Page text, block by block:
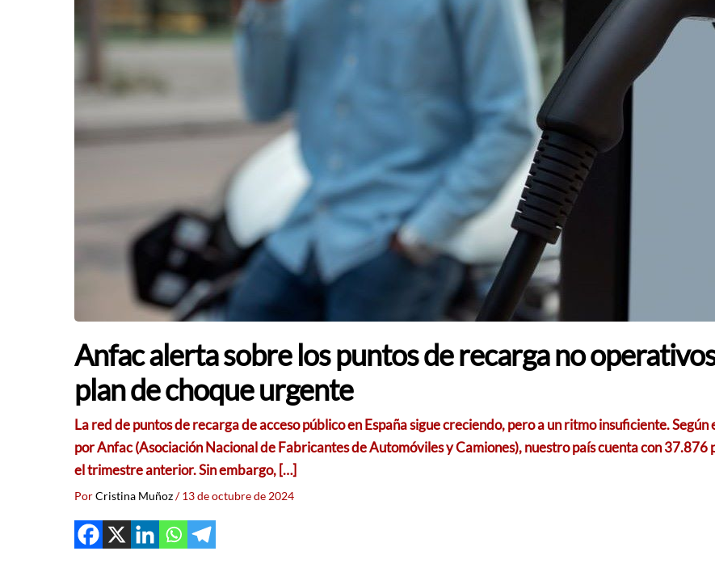
Anfac alerta sobre los puntos de recarga no
plan de choque urgente
La red de puntos de recarga de acceso público en España sigue creciendo, pero a un ritmo insuficiente.
por Anfac (Asociación Nacional de Fabricantes de Automóviles y Camiones), nuestro país cuenta con 37.876
el trimestre anterior. Sin embargo, […]
PorCristina Muñoz/13 de octubre de 2024